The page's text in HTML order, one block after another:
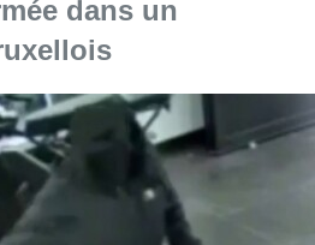
dans un